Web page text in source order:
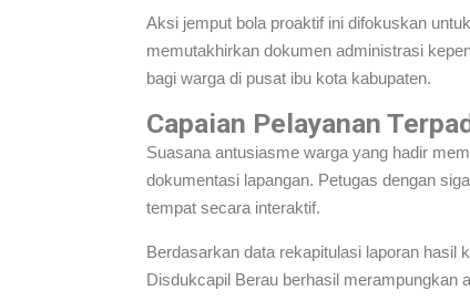
Aksi jemput bola proaktif ini difokuskan
memutakhirkan dokumen administrasi
bagi warga di pusat ibu kota kabupaten.
Capaian Pelayanan
Suasana antusiasme warga yang hadir
dokumentasi lapangan. Petugas dengan
tempat secara interaktif.
Berdasarkan data rekapitulasi laporan hasil
Disdukcapil Berau berhasil merampungkan